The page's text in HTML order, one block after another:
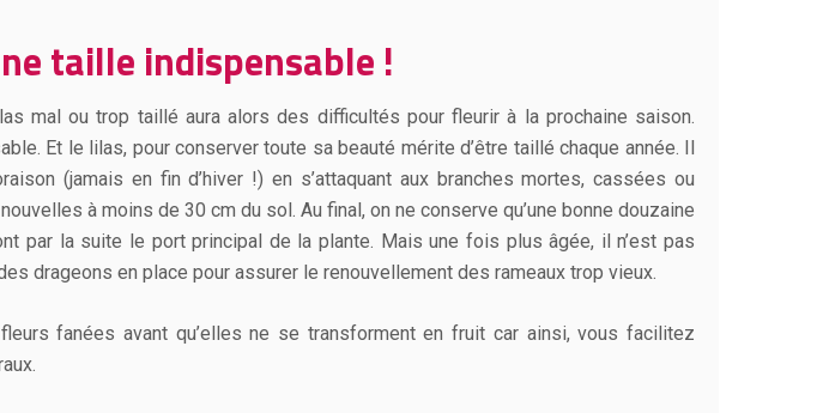
taille indispensable !
mal ou trop taillé aura alors des difficultés pour fleurir à la prochaine saison.
Et le lilas, pour conserver toute sa beauté mérite d’être taillé chaque année. Il
(jamais en fin d’hiver !) en s’attaquant aux branches mortes, cassées ou
à moins de 30 cm du sol. Au final, on ne conserve qu’une bonne douzaine
par la suite le port principal de la plante. Mais une fois plus âgée, il n’est pas
drageons en place pour assurer le renouvellement des rameaux trop vieux.
fanées avant qu’elles ne se transforment en fruit car ainsi, vous facilitez